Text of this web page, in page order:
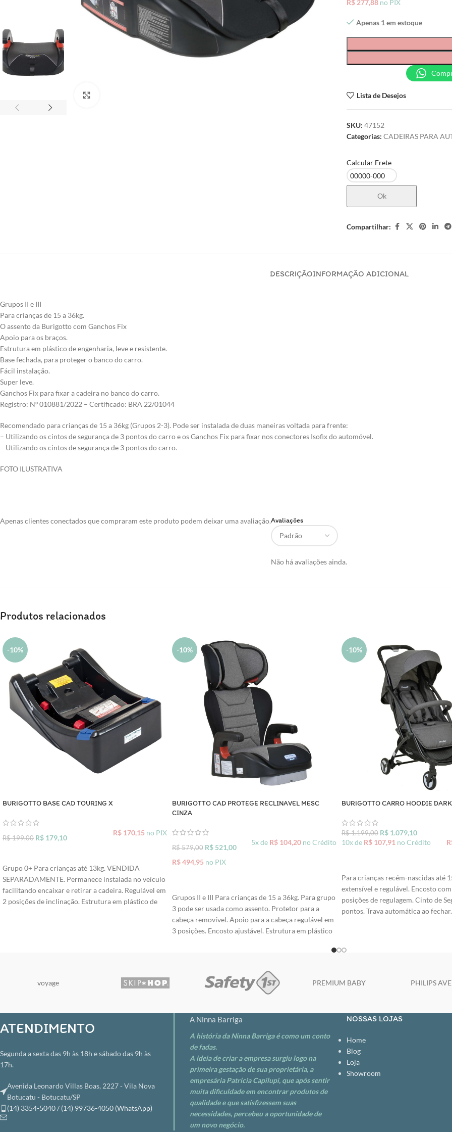
R$ 277,88 no PIX
Apenas 1 em estoque
Lista de Desejos
SKU: 47152
Categorias: CADEIRAS PARA
Calcular Frete
Ok
Compartilhar:
DESCRIÇÃOINFORMAÇÃO ADICIONAL
Grupos II e III
Para crianças de 15 a 36kg.
O assento da Burigotto com Ganchos Fix
Apoio para os braços.
Estrutura em plástico de engenharia, leve e resistente.
Base fechada, para proteger o banco do carro.
Fácil instalação.
Super leve.
Ganchos Fix para fixar a cadeira no banco do carro.
Registro: Nº 010881/2022 – Certificado: BRA 22/01044
Recomendado para crianças de 15 a 36kg (Grupos 2-3). Pode ser instalada de duas maneiras voltada para frente:
– Utilizando os cintos de segurança de 3 pontos do carro e os Ganchos Fix para fixar nos conectores Isofix do automóvel.
– Utilizando os cintos de segurança de 3 pontos do carro.
FOTO ILUSTRATIVA
Avaliações
Não há avaliações ainda.
Apenas clientes conectados que compraram este produto podem deixar uma avaliação.
Produtos relacionados
-10%
BURIGOTTO BASE CAD TOURING X
R$199,00 R$ 179,10
R$ 170,15 no PIX
Grupo 0+ Para crianças até 13kg. VENDIDA
SEPARADAMENTE. Permanece instalada no veículo
facilitando encaixar e retirar a cadeira. Regulável em
2 posições de inclinação. Estrutura em plástico de
-10%
BURIGOTTO CAD PROTEGE RECLINAVEL MESC
CINZA
R$579,00 R$ 521,00
5x de R$ 104,20 no Crédito
R$494,95 no PIX
Grupos II e III Para crianças de 15 a 36kg. Para grupo
3 pode ser usada como assento. Protetor para a
cabeça removível. Apoio para a cabeça regulável em
3 posições. Encosto ajustável. Estrutura em plástico
usada como assento, retirando a parte do encosto.
PREÇO VÁLIDO APENAS PARA COMPRA
EFETUADA PELO SITE, SOMENTE ENQUANTO
PARA COMPRA EFETUADA PELO SITE,
-10%
BURIGOTTO CARRO HOODIE
R$1.199,00 R$ 1.079,10
10x de R$ 107,91 no Crédito
Para crianças recém-nascidas até
extensível e regulável. Encosto
posições de regulagem. Cinto de
pontos. Trava automática ao
Rodas de 5 polegadas. Apoio para
Profundidade: 33cm Peso: 6,3kg.
VÁLIDOS SOMENTE PARA
PELO SITE, ENQUANTO
voyage PREMIUM BABY PHILIPS
ATENDIMENTO
Segunda a sexta das 9h às 18h e sábado das 9h às
17h.
Avenida Leonardo Villas Boas, 2227 - Vila Nova
Botucatu - Botucatu/SP
(14) 3354-5040 / (14) 99736-4050 (WhatsApp)
A Ninna Barriga
A história da Ninna Barriga é como um conto
de fadas.
A ideia de criar a empresa surgiu logo na
primeira gestação de sua proprietária, a
empresária Patricia Capilupi, que após sentir
muita dificuldade em encontrar produtos de
qualidade e que satisfizessem suas
necessidades, percebeu a oportunidade de
um novo negócio.
NOSSAS LOJAS
Home
Blog
Loja
Showroom